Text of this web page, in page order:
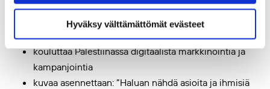
sisältö on käytettävissäsi.
Hyväksy välttämättömät evästeet
maisteriopiskelija
työskentelee Amnestyn Suomen-osaston digitaalisen
viestinnän suunnittelijana
kouluttaa Palestiinassa digitaalista markkinointia ja
kampanjointia
kuvaa asennettaan: ”Haluan nähdä asioita ja ihmisiä